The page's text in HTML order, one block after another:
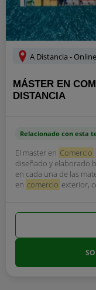
A Distancia - Online
MÁSTER EN
DISTANCIA
Relacionado con esta
El master en Comercio
diseñado y elaborado
en cada una de las
en comercio exterior,